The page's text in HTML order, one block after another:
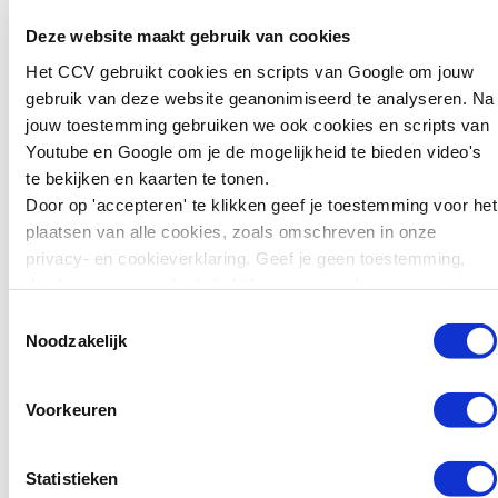
Deze website maakt gebruik van cookies
Het CCV gebruikt cookies en scripts van Google om jouw
gebruik van deze website geanonimiseerd te analyseren. Na
jouw toestemming gebruiken we ook cookies en scripts van
Youtube en Google om je de mogelijkheid te bieden video's
te bekijken en kaarten te tonen.
Door op 'accepteren' te klikken geef je toestemming voor het
plaatsen van alle cookies, zoals omschreven in onze
privacy- en cookieverklaring. Geef je geen toestemming,
Noodzakelijk
Voorkeuren
Statistieken
onderzoeken bespreken met deze
gezamenlijk te versterken.
Maak gebruik van
bestaande
instrumenten
Het Centrum voor
factoren zijn die gemeenten
aanpak van ondermijning’. Eén van
voor preventie?
Zweden wil jonge
tieners die ernstige
misdrijven plegen
zwaarder kunnen
straffen. Jongeren van
15 tot en met 17 jaar
kunnen daar sinds kort
van…